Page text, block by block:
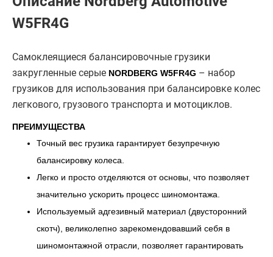
W5FR4G
Самоклеящиеся балансировочные грузики
закругленные серые NORDBERG W5FR4G – набор
грузиков для использования при балансировке колес
легкового, грузового транспорта и мотоциклов.
ПРЕИМУЩЕСТВА
Точный вес грузика гарантирует безупречную
балансировку колеса.
Легко и просто отделяются от основы, что позволяет
значительно ускорить процесс шиномонтажа.
Используемый адгезивный материал (двусторонний
скотч), великолепно зарекомендовавший себя в
шиномонтажной отрасли, позволяет гарантировать